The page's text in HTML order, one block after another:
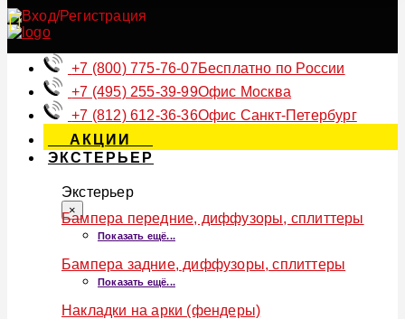
+7 (800) 775-76-07Бесплатно по России
+7 (495) 255-39-99Офис Москва
+7 (812) 612-36-36Офис Санкт-Петербург
АКЦИИ
ЭКСТЕРЬЕР
Экстерьер
×
Бампера передние, диффузоры, сплиттеры
Показать ещё...
Бампера задние, диффузоры, сплиттеры
Показать ещё...
Накладки на арки (фендеры)